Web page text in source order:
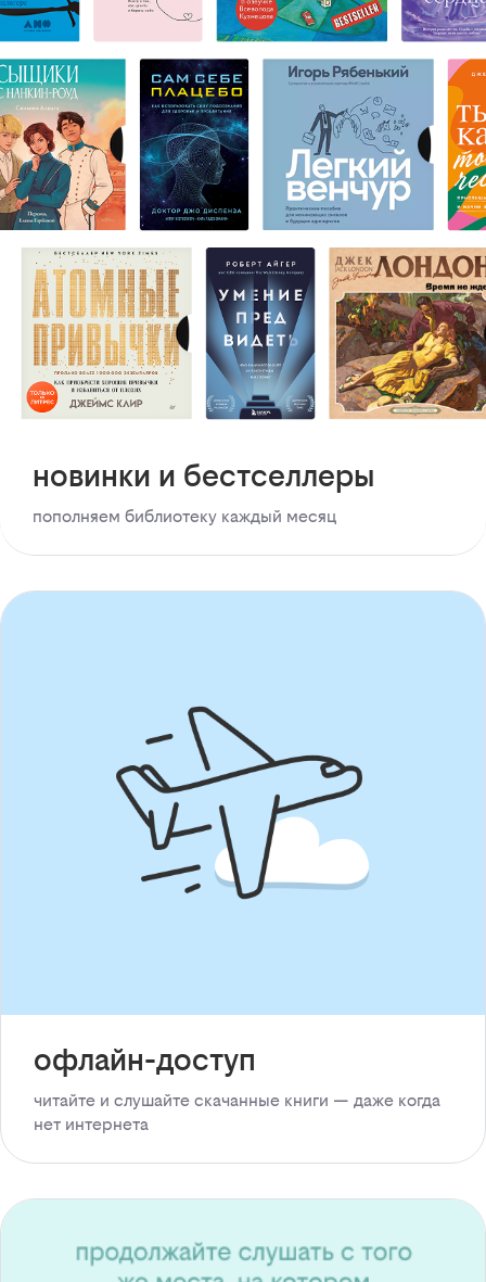
новинки и бестселлеры
пополняем библиотеку каждый месяц
офлайн-доступ
читайте и слушайте скачанные книги — даже когда
нет интернета